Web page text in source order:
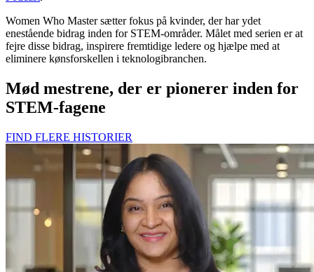
Women Who Master sætter fokus på kvinder, der har ydet
enestående bidrag inden for STEM-områder. Målet med serien er at
fejre disse bidrag, inspirere fremtidige ledere og hjælpe med at
eliminere kønsforskellen i teknologibranchen.
Mød mestrene, der er pionerer inden for
STEM-fagene
FIND FLERE HISTORIER